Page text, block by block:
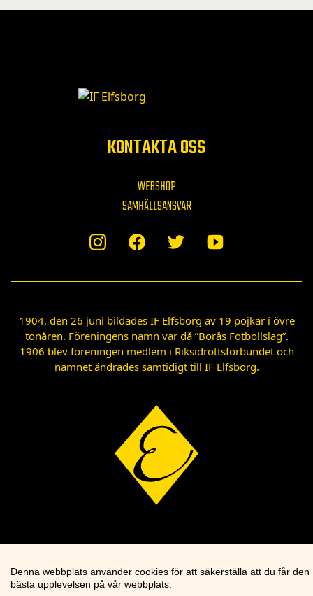
KONTAKTA OSS
WEBSHOP
SAMHÄLLSANSVAR
1904, den 26 juni bildades IF Elfsborg av 19 pojkar i övre
tonåren. Föreningens namn var då ”Borås Fotbollslag”.
1906 blev föreningen medlem i Riksidrottsförbundet och
namnet ändrades samtidigt till IF Elfsborg.
Denna webbplats använder cookies för att säkerställa att du får den
bästa upplevelsen på vår webbplats.